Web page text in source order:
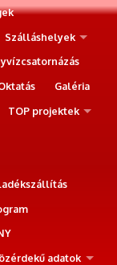
Szálláshelyek
Galéria
TOP projektek
adatok